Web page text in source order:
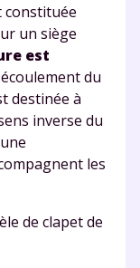
constituée
un siège
est
du
destinée à
inverse du
les
de clapet de